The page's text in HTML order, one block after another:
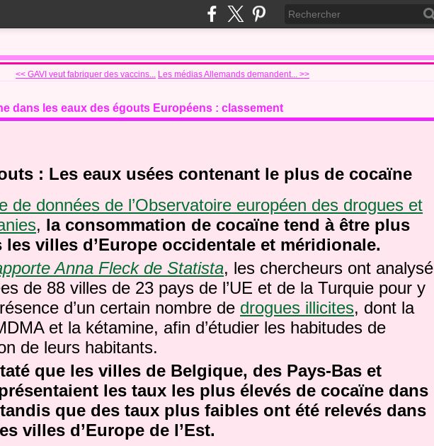
<< GAVI veut fabriquer des vaccins... Les médias Allemands demandent... >>
dans les eaux des égouts Européens : classement
: Les eaux usées contenant le plus de cocaïne
de données de l’Observatoire européen des drogues et
, la consommation de cocaïne tend à être plus
les villes d’Europe occidentale et méridionale.
Anna Fleck de Statista, les chercheurs ont analysé
de 88 villes de 23 pays de l’UE et de la Turquie pour y
d’un certain nombre de drogues illicites, dont la
et la kétamine, afin d’étudier les habitudes de
de leurs habitants.
que les villes de Belgique, des Pays-Bas et
les taux les plus élevés de cocaïne dans
que des taux plus faibles ont été relevés dans
villes d’Europe de l’Est.